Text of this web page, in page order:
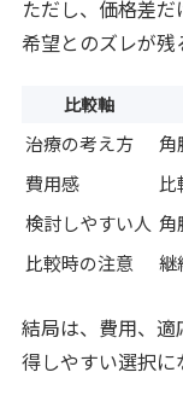
ただし、価格差
希望とのズレが残
比較軸
治療の考え方 角
費用感
検討しやすい人 角
比較時の注意
継
結局は、費用、
得しやすい選択に